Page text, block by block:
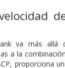
va más allá
a la
proporciona